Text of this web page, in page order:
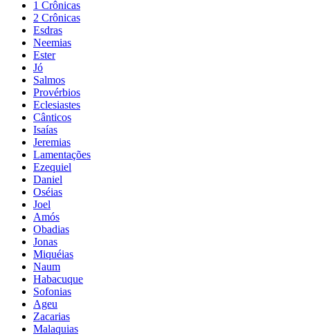
1 Crônicas
2 Crônicas
Esdras
Neemias
Ester
Jó
Salmos
Provérbios
Eclesiastes
Cânticos
Isaías
Jeremias
Lamentações
Ezequiel
Daniel
Oséias
Joel
Amós
Obadias
Jonas
Miquéias
Naum
Habacuque
Sofonias
Ageu
Zacarias
Malaquias